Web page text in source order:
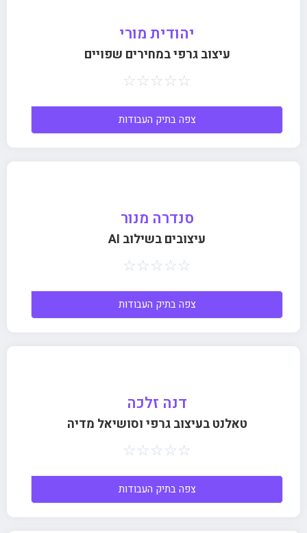
יהודית מורי
עיצוב גרפי במחירים שפויים
☆
☆
☆
☆
☆
צפה בתיק העבודות
סנדרה מנור
עיצובים בשילוב AI
☆
☆
☆
☆
☆
צפה בתיק העבודות
דנה זלכה
טאלנט בעיצוב גרפי וסושיאל מדיה
☆
☆
☆
☆
☆
צפה בתיק העבודות